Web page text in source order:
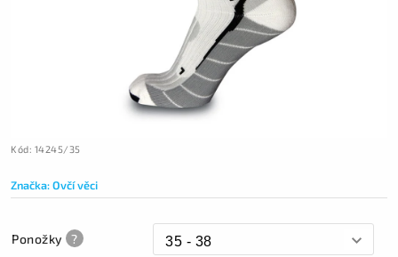
Kód: 14245/35
Značka:Ovčí věci
Ponožky ?